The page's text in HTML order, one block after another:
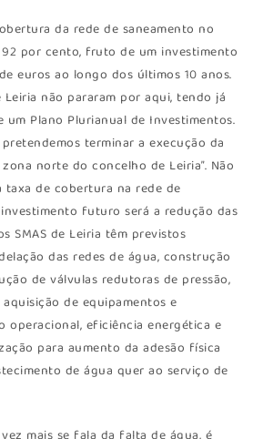
da rede de saneamento no
por cento, fruto de um investimento
euros ao longo dos últimos 10 anos.
Leiria não pararam por aqui, tendo já
um Plano Plurianual de Investimentos.
terminar a execução da
norte do concelho de Leiria”. Não
de cobertura na rede de
futuro será a redução das
SMAS de Leiria têm previstos
das redes de água, construção
de válvulas redutoras de pressão,
de equipamentos e
operacional, eficiência energética e
para aumento da adesão física
de água quer ao serviço de